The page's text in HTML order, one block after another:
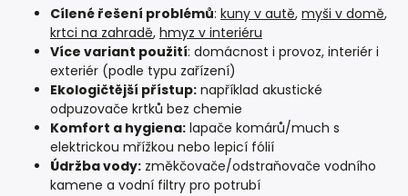
Cílené řešení problémů: kuny v autě, myši v domě,
krtci na zahradě, hmyz v interiéru
Více variant použití: domácnost i provoz, interiér i
exteriér (podle typu zařízení)
Ekologičtější přístup: například akustické
odpuzovače krtků bez chemie
Komfort a hygiena: lapače komárů/much s
elektrickou mřížkou nebo lepicí fólií
Údržba vody: změkčovače/odstraňovače vodního
kamene a vodní filtry pro potrubí